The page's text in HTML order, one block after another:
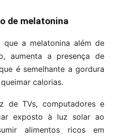
de melatonina
que a melatonina além de
aumenta a presença de
é semelhante a gordura
calorias.
de TVs, computadores e
exposto à luz solar ao
alimentos ricos em